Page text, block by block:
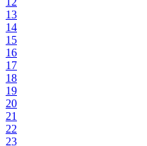
13
14
15
16
17
18
19
20
21
22
23